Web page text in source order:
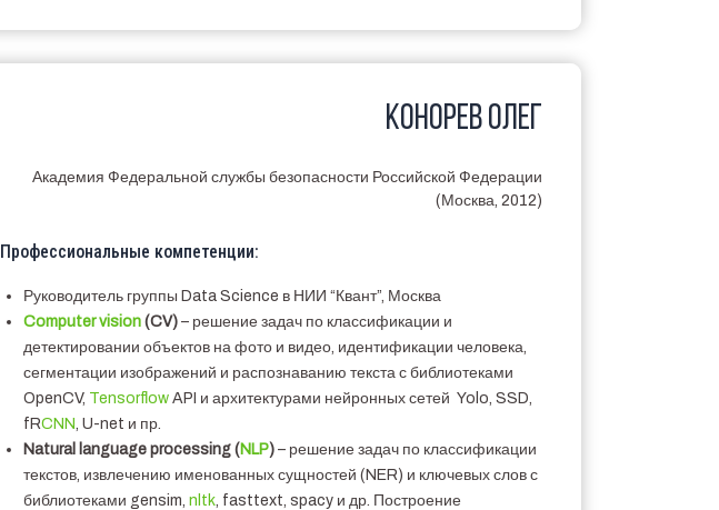
КОНОРЕВ ОЛЕГ
Академия Федеральной службы безопасности Российской Федерации
(Москва, 2012)
Профессиональные компетенции:
Руководитель группы Data Science в НИИ “Квант”, Москва
Computer vision (CV) – решение задач по классификации и
детектировании объектов на фото и видео, идентификации человека,
сегментации изображений и распознаванию текста с библиотеками
OpenCV, Tensorflow API и архитектурами нейронных сетей Yolo, SSD,
fRCNN, U-net и пр.
Natural language processing ( NLP)– решение задач по классификации
текстов, извлечению именованных сущностей (NER) и ключевых слов с
библиотеками gensim,nltk, fasttext, spacy и др. Построение